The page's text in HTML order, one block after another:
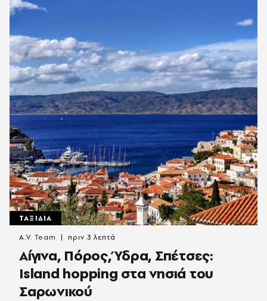
ΤΑΞΙΔΙΑ
Αίγινα, Πόρος, Ύδρα, Σπέτσες:
Island hopping στα νησιά του
Σαρωνικού
A.V. Team πριν 3 λεπτά